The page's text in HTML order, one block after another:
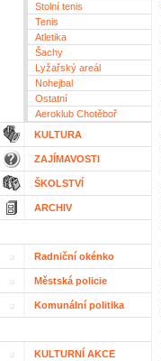
Stolní tenis
Tenis
Atletika
Šachy
Lyžařský areál
Nohejbal
Ostatní
Aeroklub Chotěboř
KULTURA
ZAJÍMAVOSTI
ŠKOLSTVÍ
ARCHIV
Radniční okénko
Městská policie
Komunální politika
KULTURNÍ AKCE